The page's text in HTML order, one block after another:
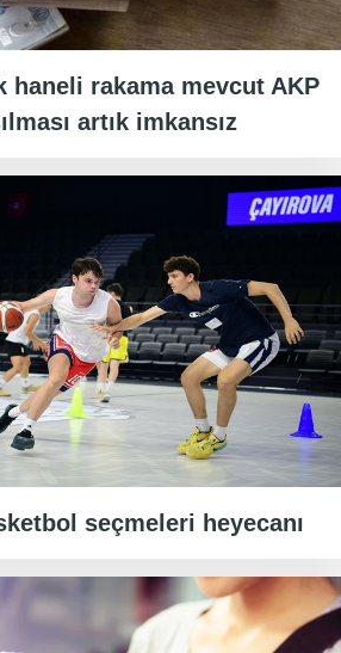
haneli rakama mevcut AKP
artık imkansız
seçmeleri heyecanı